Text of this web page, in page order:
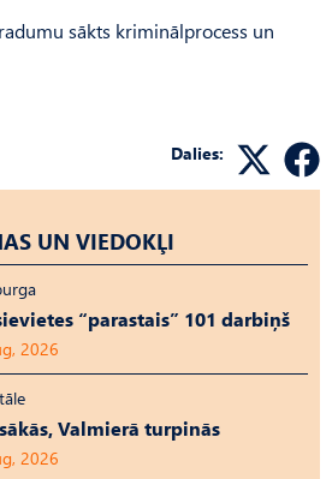
sākts kriminālprocess un
Dalies:
UN VIEDOKĻI
“parastais” 101 darbiņš
2026
Valmierā turpinās
2026